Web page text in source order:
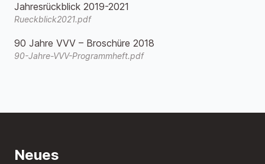
Jahresrückblick 2019-2021
Rueckblick2021.pdf
90 Jahre VVV – Broschüre 2018
90-Jahre-VVV-Programmheft.pdf
Neues